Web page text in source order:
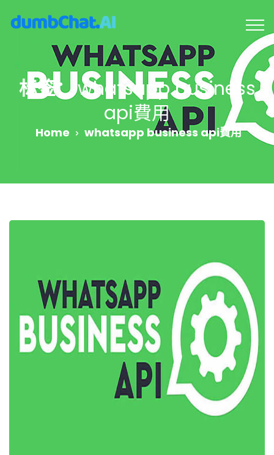
标签：whatsapp business
api費用
Home whatsapp business api費用